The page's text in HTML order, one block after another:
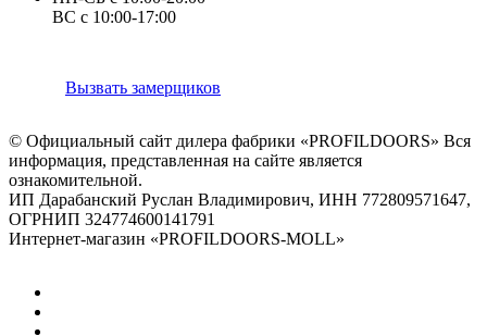
ВС с 10:00-17:00
Вызвать замерщиков
© Официальный сайт дилера фабрики «PROFILDOORS» Вся
информация, представленная на сайте является
ознакомительной.
ИП Дарабанский Руслан Владимирович, ИНН 772809571647,
ОГРНИП 324774600141791
Интернет-магазин «PROFILDOORS-MOLL»